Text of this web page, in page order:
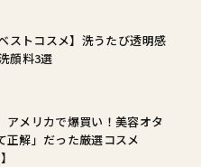
ストコスメ】洗うたび透明感
顔料3選
アメリカで爆買い！美容オタ
正解」だった厳選コスメ